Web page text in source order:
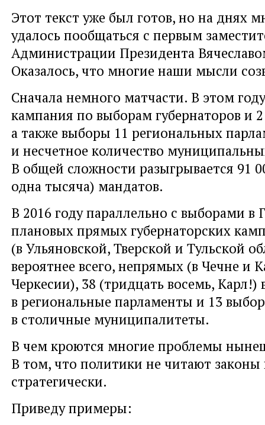
Этот текст уже был готов, но на днях
удалось пообщаться с первым
Администрации Президента
Оказалось, что многие наши мысли
Сначала немного матчасти. В этом
кампания по выборам губернаторов и
а также выборы 11 региональных
и несчетное количество
В общей сложности разыгрывается 91
одна тысяча) мандатов.
В 2016 году параллельно с выборами в
плановых прямых губернаторских
(в Ульяновской, Тверской и Тульской
вероятнее всего, непрямых (в Чечне и
Черкесии), 38 (тридцать восемь, Карл!)
в региональные парламенты и 13
в столичные муниципалитеты.
В чем кроются многие проблемы
В том, что политики не читают
стратегически.
Приведу примеры: